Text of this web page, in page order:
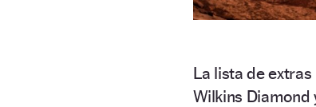
La lista de
Wilkins Diamond